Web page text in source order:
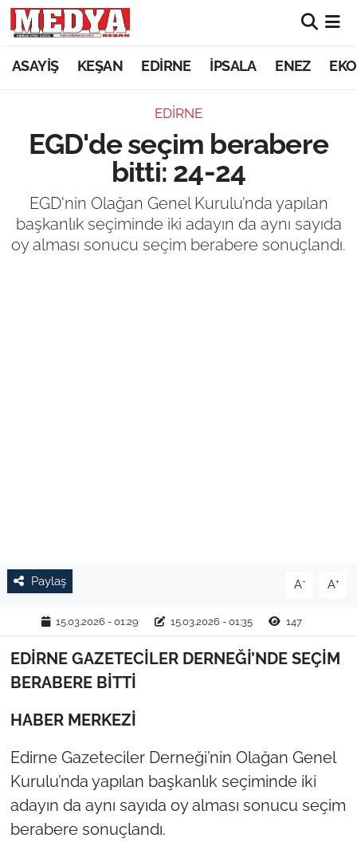
ASAYİŞ KEŞAN EDİRNE İPSALA ENEZ
EDİRNE
EGD'de seçim berabere
bitti: 24-24
EGD'nin Olağan Genel Kurulu’nda yapılan
başkanlık seçiminde iki adayın da aynı sayıda
oy alması sonucu seçim berabere sonuçlandı.
Paylaş A- A+
15.03.2026 - 01:29 15.03.2026 - 01:35 147
EDİRNE GAZETECİLER DERNEĞİ’NDE SEÇİM
BERABERE BİTTİ
HABER MERKEZİ
Edirne Gazeteciler Derneği’nin Olağan Genel
Kurulu’nda yapılan başkanlık seçiminde iki
adayın da aynı sayıda oy alması sonucu seçim
berabere sonuçlandı.
KEŞAN
ASAYİŞ
GÜNDEM
EDİRNE
TEKİRDAĞ
KIRKLARELİ
ÇANAKKALE
TÜRKİYE
Güvenlik